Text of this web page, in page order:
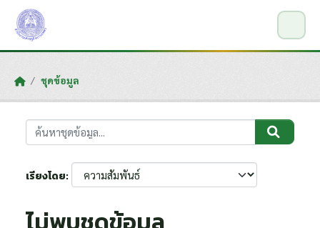
Skip to main content
ชุดข้อมูล
เรียงโดย